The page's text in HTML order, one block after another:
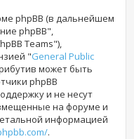
phpBB (в дальнейшем
phpBB",
Teams"),
"General Public
может быть
phpBB
и не несут
на форуме и
информацией
.